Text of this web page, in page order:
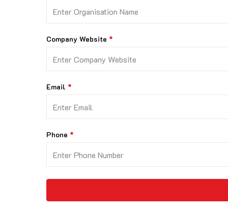
Company Website
Email
Phone